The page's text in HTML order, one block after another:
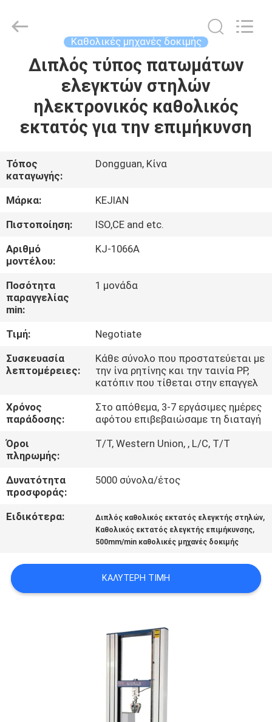
ΣΠΊΤΙ
ΠΡΟΪΌΝΤΑ
ΕΜΕΊΣ
ΓΎΡΟΣ
ΕΡΓΟΣΤΑΣΊΩΝ
ΠΟΙΟΤΙΚΌΣ
ΈΛΕΓΧΟΣ
ΕΛΆΤΕ
ΣΕ
ΕΠΑΦΉ
ΜΕ
ΖΗΤΉΣΤΕ
ΈΝΑ
ΑΠΌΣΠΑΣΜΑ
SITEMAP
PRIVACY
POLICY
INSTRUMENT
CO.,LTD.
Καθολικές μηχανές δοκιμής
Διπλός τύπος πατωμάτων
ελεγκτών στηλών
ηλεκτρονικός καθολικός
εκτατός για την επιμήκυνση
Τόπος
καταγωγής:
Dongguan, Κίνα
Μάρκα:
KEJIAN
Πιστοποίηση:
ISO,CE and etc.
Αριθμό
μοντέλου:
KJ-1066A
Ποσότητα
παραγγελίας
min:
1 μονάδα
Τιμή:
Negotiate
Συσκευασία
λεπτομέρειες:
Κάθε σύνολο που προστατεύεται με
την ίνα ρητίνης και την ταινία PP,
κατόπιν που τίθεται στην επαγγελ
Χρόνος
παράδοσης:
Στο απόθεμα, 3-7 εργάσιμες ημέρες
αφότου επιβεβαιώσαμε τη διαταγή
Όροι
πληρωμής:
T/T, Western Union, , L/C, T/T
Δυνατότητα
προσφοράς:
5000 σύνολα/έτος
Ειδικότερα: Διπλός καθολικός εκτατός ελεγκτής στηλών,
Καθολικός εκτατός ελεγκτής επιμήκυνσης,
500mm/min καθολικές μηχανές δοκιμής
ΚΑΛΎΤΕΡΗ ΤΙΜΉ